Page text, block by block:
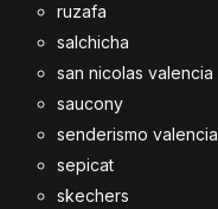
ruzafa
salchicha
san nicolas valencia
saucony
senderismo valencia
sepicat
skechers